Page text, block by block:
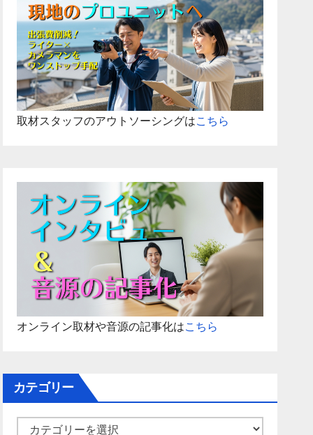
取材スタッフのアウトソーシングはこちら
オンライン取材や音源の記事化はこちら
カテゴリー